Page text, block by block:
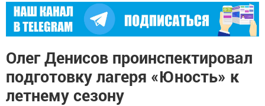
Олег Денисов проинспектировал
подготовку лагеря «Юность» к
летнему сезону